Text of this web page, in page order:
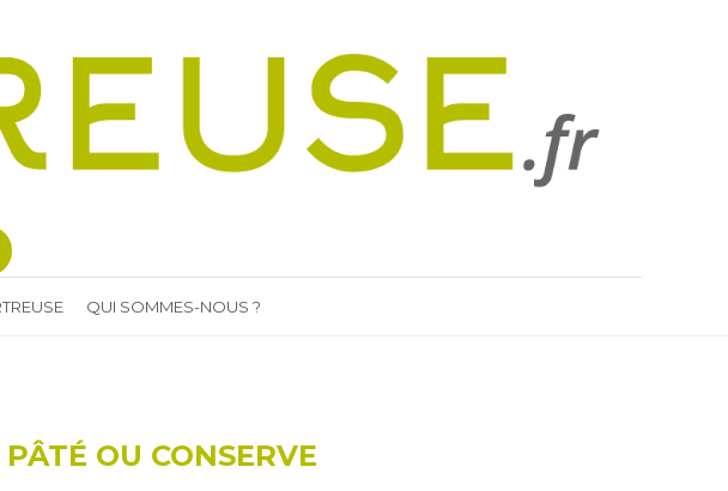
QUI SOMMES-NOUS ?
OU CONSERVE